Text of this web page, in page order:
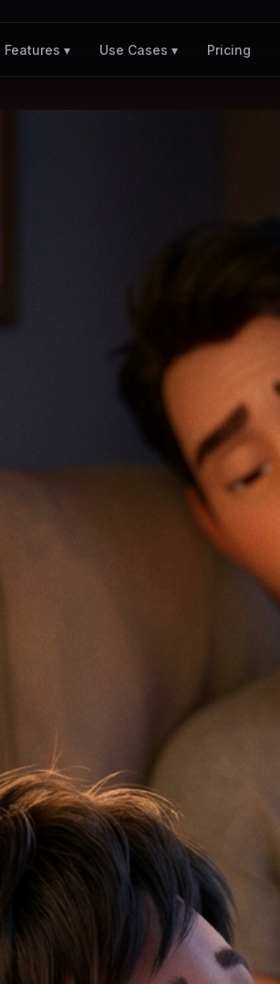
Features ▾ Use Cases ▾ Pricing